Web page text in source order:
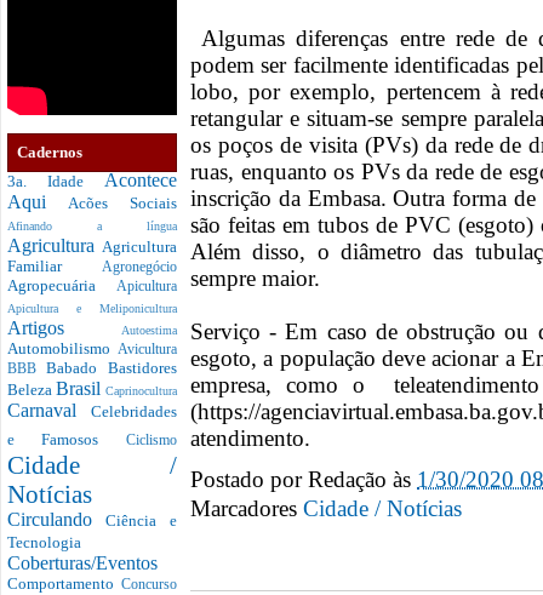
Cadernos
3a. Idade Acontece
Aqui Acões Sociais
Afinando a língua
Agricultura Agricultura
Familiar Agronegócio
Agropecuária Apicultura
Apicultura e Meliponicultura
Artigos Autoestima
Automobilismo Avicultura
BBBBabado Bastidores
Beleza Brasil Caprinocultura
Carnaval Celebridades
e Famosos Ciclismo
Cidade /
Notícias
CirculandoCiência e
Tecnologia
Coberturas/Eventos
Comportamento Concurso
Algumas diferenças entre rede de
podem ser facilmente identificadas
lobo, por exemplo, pertencem à
retangular e situam-se sempre
os poços de visita (PVs) da rede de
ruas, enquanto os PVs da rede de
inscrição da Embasa. Outra forma
são feitas em tubos de PVC
Além disso, o diâmetro das
sempre maior.
Serviço - Em caso de obstrução ou
esgoto, a população deve acionar a
empresa, como o
(https://
atendimento.
Postado porRedação às 1/30/2020
Marcadores Cidade / Notícias